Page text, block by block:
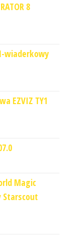
8
wiaderkowy
EZVIZ TY1
Magic
Starscout